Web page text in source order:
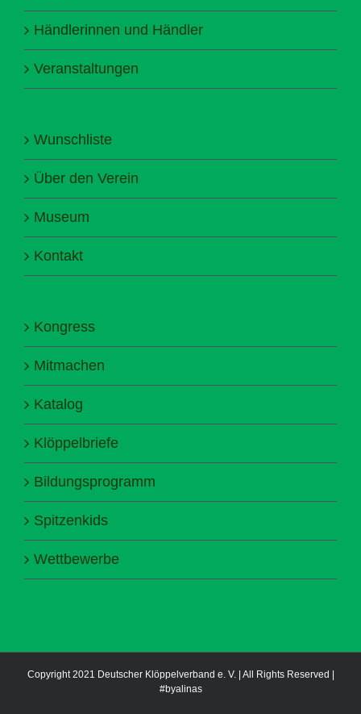
Händlerinnen und Händler
Veranstaltungen
Wunschliste
Über den Verein
Museum
Kontakt
Kongress
Mitmachen
Katalog
Klöppelbriefe
Bildungsprogramm
Spitzenkids
Wettbewerbe
Copyright 2021 Deutscher Klöppelverband e. V. | All Rights Reserved |
#byalinas